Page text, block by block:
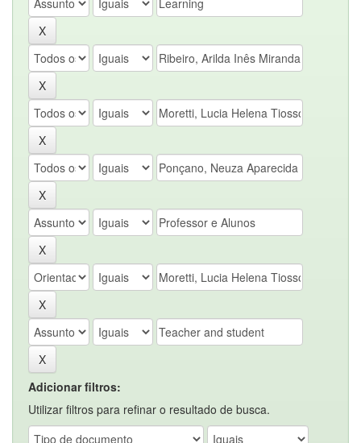
Adicionar filtros:
Utilizar filtros para refinar o resultado de busca.